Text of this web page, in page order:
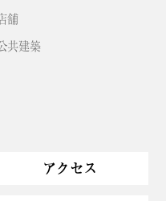
舗
共建築
アクセス